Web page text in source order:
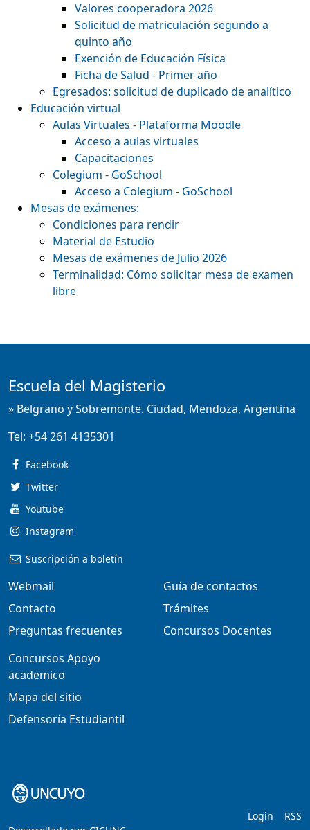
Valores cooperadora 2026
Solicitud de matriculación segundo a
quinto año
Exención de Educación Física
Ficha de Salud - Primer año
Egresados: solicitud de duplicado de analítico
Educación virtual
Aulas Virtuales - Plataforma Moodle
Acceso a aulas virtuales
Capacitaciones
Colegium - GoSchool
Acceso a Colegium - GoSchool
Mesas de exámenes:
Condiciones para rendir
Material de Estudio
Mesas de exámenes de Julio 2026
Terminalidad: Cómo solicitar mesa de examen
libre
Escuela del Magisterio
» Belgrano y Sobremonte. Ciudad, Mendoza, Argentina
Tel: +54 261 4135301
Facebook
Twitter
Youtube
Instagram
Suscripción a boletín
Webmail
Contacto
Preguntas frecuentes
Guía de contactos
Trámites
Concursos Docentes
Concursos Apoyo
academico
Mapa del sitio
Defensoría Estudiantil
Login
RSS